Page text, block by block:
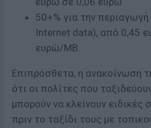
50+% για την
Ιnternet data), από 0,45
ευρώ/MB.
Επιπρόσθετα, η ανακοίνωση
ότι οι πολίτες που
μπορούν να κλείνουν
πριν το ταξίδι τους με